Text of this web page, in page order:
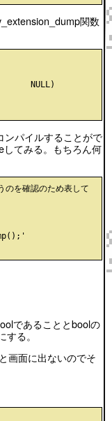
関数
ンパイルすることがで
てみる。もちろん何
を確認のため表して
であることとboolの
る。
画面に出ないのでそ